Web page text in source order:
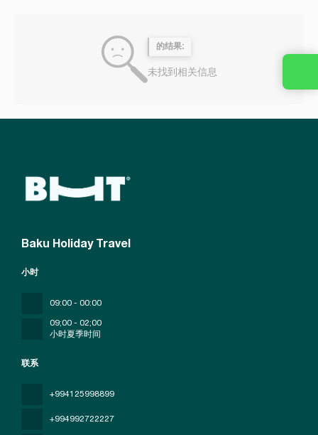
的结果:
未找到相关信息
Baku Holiday Travel
联系
+994125998899
+994992722227
小时
09:00 - 00:00
09;00 - 02;00
小时夏季时间